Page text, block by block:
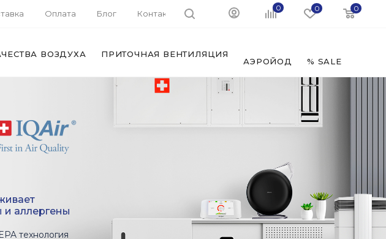
Оплата Блог Контакты
0 0 0
ВОЗДУХА ПРИТОЧНАЯ ВЕНТИЛЯЦИЯ
АЭРОЙОД % SALE
и аллергены
технология